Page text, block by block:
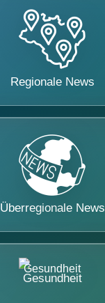
Regionale News
Überregionale News
Gesundheit